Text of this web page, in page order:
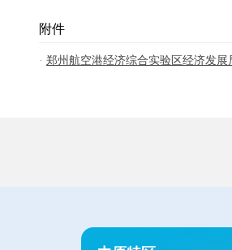
附件
郑州航空港经济综合实验区经济发